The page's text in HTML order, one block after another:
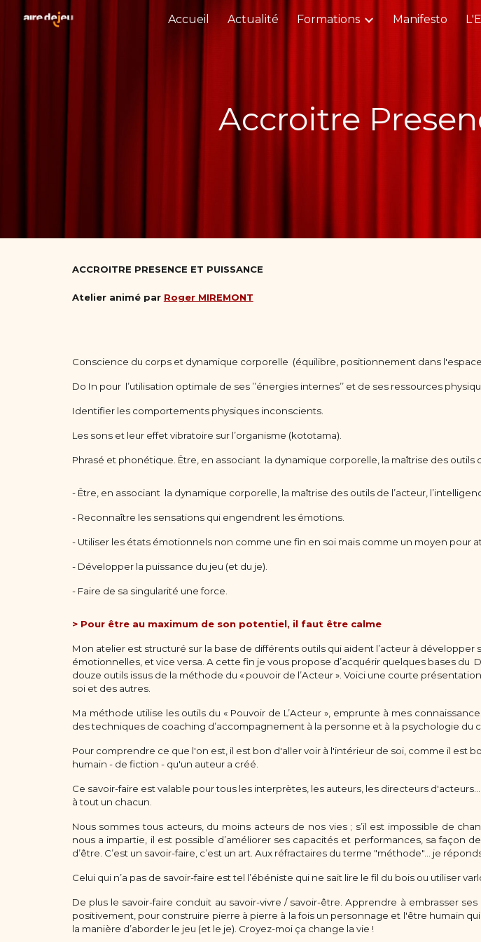
Skip to main content
Accueil Actualité Formations Manifesto
Accroitre
ACCROITRE PRESENCE ET PUISSANCE
Atelier animé par Roger MIREMONT
Conscience du corps et dynamique corporelle (équilibre, positionnement dans
Do In pour l’utilisation optimale de ses ’’énergies internes’’ et de ses ressources
Identifier les comportements physiques inconscients.
Les sons et leur effet vibratoire sur l’organisme (kototama).
Phrasé et phonétique. Être, en associant la dynamique corporelle, la maîtrise des outils
- Être, en associant la dynamique corporelle, la maîtrise des outils de l’acteur,
- Reconnaître les sensations qui engendrent les émotions.
- Utiliser les états émotionnels non comme une fin en soi mais comme un moyen pour
- Développer la puissance du jeu (et du je).
- Faire de sa singularité une force.
> Pour être au maximum de son potentiel, il faut être calme
Mon atelier est structuré sur la base de différents outils qui aident l’acteur à
émotionnelles, et vice versa. A cette fin je vous propose d’acquérir quelques bases du
douze outils issus de la méthode du « pouvoir de l’Acteur ». Voici une courte
soi et des autres.
Ma méthode utilise les outils du « Pouvoir de L’Acteur », emprunte à mes
des techniques de coaching d’accompagnement à la personne et à la psychologie du
Pour comprendre ce que l'on est, il est bon d'aller voir à l'intérieur de soi, comme il est
humain - de fiction - qu'un auteur a créé.
Ce savoir-faire est valable pour tous les interprètes, les auteurs, les directeurs
à tout un chacun.
Nous sommes tous acteurs, du moins acteurs de nos vies ; s’il est impossible de
nous a impartie, il est possible d’améliorer ses capacités et performances, sa façon
d’être. C’est un savoir-faire, c’est un art. Aux réfractaires du terme "méthode"… je
Celui qui n’a pas de savoir-faire est tel l’ébéniste qui ne sait lire le fil du bois ou utiliser
De plus le savoir-faire conduit au savoir-vivre / savoir-être. Apprendre à embrasser
positivement, pour construire pierre à pierre à la fois un personnage et l'être humain
la manière d’aborder le jeu (et le je). Croyez-moi ça change la vie !